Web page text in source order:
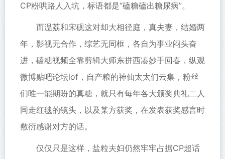
CP粉哄路人入坑，标语都是“磕糖磕出糖尿病”。
而温荔和宋砚这对却大相径庭，真夫妻，结婚两
年，影视无合作，综艺无同框，各自为事业闷头奋
进，磕糖视频全靠剪辑大师东拼西凑妙手回春，纵观
微博贴吧论坛lof，自产粮的神仙太太们云集，粉丝
们唯一能期盼的真糖，就只有每年各大颁奖典礼二人
同走红毯的镜头，以及某方获奖，在发表获奖感言时
敷衍感谢对方的话。
仅仅只是这样，盐粒夫妇仍然牢牢占据CP超话